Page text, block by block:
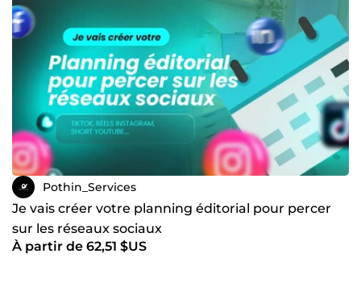
Pothin_Services
Je vais créer votre planning éditorial pour percer
sur les réseaux sociaux
À partir de 62,51 $US